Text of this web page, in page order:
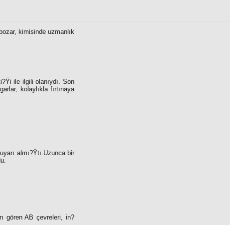
kimisinde uzmanlık
ile ilgili olanıydı. Son
kolaylıkla fırtınaya
almı?Ÿtı.Uzunca bir
gören AB çevreleri, in?